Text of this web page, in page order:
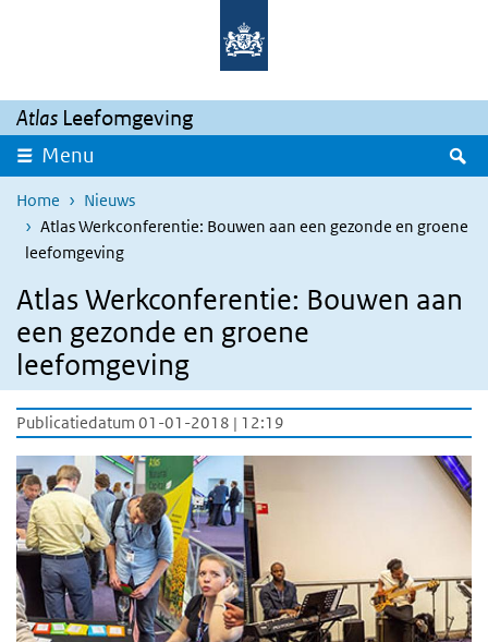
Overslaan en naar de inhoud gaan
Atlas Leefomgeving
Menu
Home
Nieuws
Atlas Werkconferentie: Bouwen aan een gezonde en groene
leefomgeving
Atlas Werkconferentie: Bouwen aan
een gezonde en groene
leefomgeving
Publicatiedatum 01-01-2018 | 12:19